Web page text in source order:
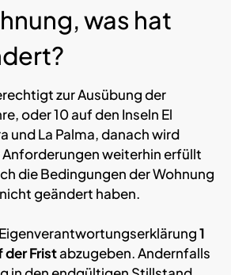
was hat
zur Ausübung der
oder 10 auf den Inseln El
und La Palma, danach wird
weiterhin erfüllt
die Bedingungen der Wohnung
geändert haben.
1
der Fristabzugeben. Andernfalls